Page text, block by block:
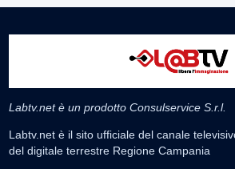
Labtv.net è un prodotto Consulservice S.r.l.
Labtv.net è il sito ufficiale del canale
del digitale terrestre Regione Campania